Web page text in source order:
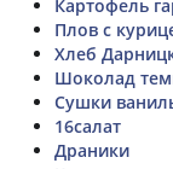
Картофель
Плов с
Хлеб
Шоколад
Сушки
16салат
Драники